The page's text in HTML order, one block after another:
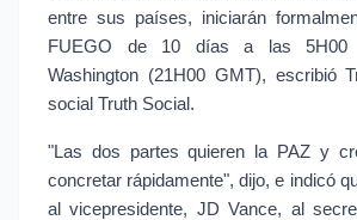
entre sus países, iniciarán
FUEGO de 10 días a las 5H00
Washington (21H00 GMT), escribió
social Truth Social.
"Las dos partes quieren la PAZ y
concretar rápidamente", dijo, e indicó
al vicepresidente, JD Vance, al